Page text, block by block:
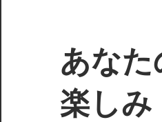
テ
ン
ツ
へ
あな
楽しみ